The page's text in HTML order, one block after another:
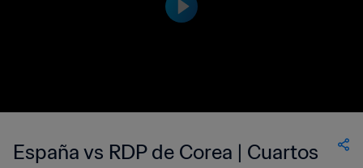
España vs RDP de Corea | Cuartos